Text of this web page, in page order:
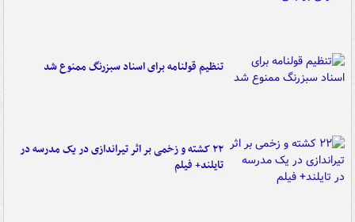
تنظیم قولنامه برای اسناد سبزرنگ ممنوع شد
۲۲ کشته و زخمی بر اثر تیراندازی در یک مدرسه در
تایلند+ فیلم